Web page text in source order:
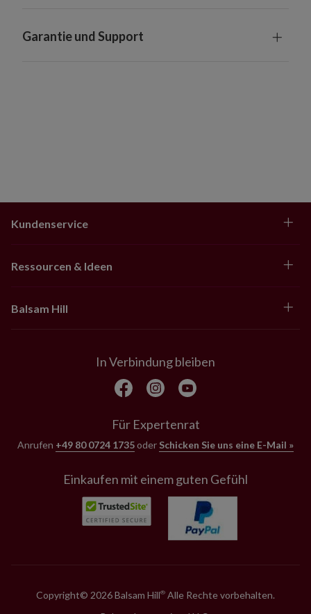
Garantie und Support
Kundenservice
Ressourcen & Ideen
Balsam Hill
In Verbindung bleiben
Für Expertenrat
Anrufen +49 80 0724 1735oder Schicken Sie uns eine E-Mail »
Einkaufen mit einem guten Gefühl
Copyright© 2026 Balsam Hill® Alle Rechte vorbehalten.